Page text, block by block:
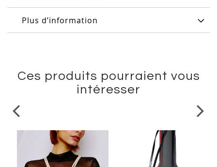
Plus d’information
Ces produits pourraient vous
intéresser